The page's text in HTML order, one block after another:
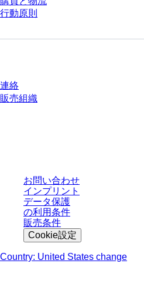
行動原則
連絡
販売組織
お問い合わせ
インプリント
データ保護
の利用条件
販売条件
Cookie設定
Country: United States change